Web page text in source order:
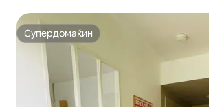
Супердомаќин
Супердомаќин